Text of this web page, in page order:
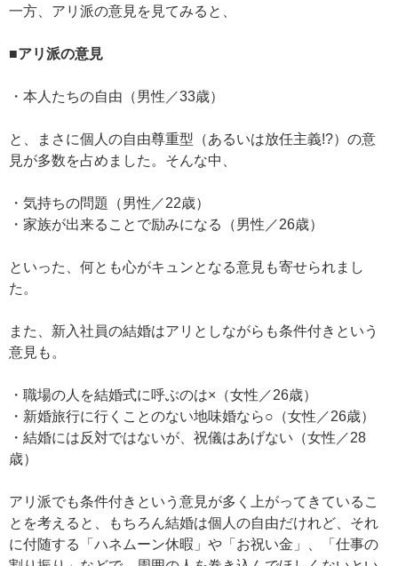
一方、アリ派の意見を見てみると、
■アリ派の意見
・本人たちの自由（男性／33歳）
と、まさに個人の自由尊重型（あるいは放任主義!?）の意
見が多数を占めました。そんな中、
・気持ちの問題（男性／22歳）
・家族が出来ることで励みになる（男性／26歳）
といった、何とも心がキュンとなる意見も寄せられまし
た。
また、新入社員の結婚はアリとしながらも条件付きという
意見も。
・職場の人を結婚式に呼ぶのは×（女性／26歳）
・新婚旅行に行くことのない地味婚なら○（女性／26歳）
・結婚には反対ではないが、祝儀はあげない（女性／28
歳）
アリ派でも条件付きという意見が多く上がってきているこ
とを考えると、もちろん結婚は個人の自由だけれど、それ
に付随する「ハネムーン休暇」や「お祝い金」、「仕事の